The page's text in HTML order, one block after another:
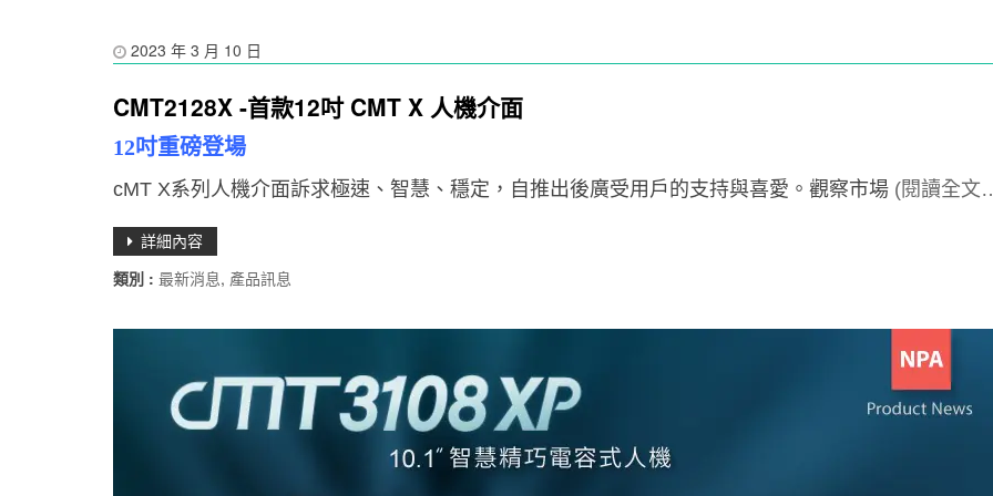
2023 年 3 月 10 日
CMT2128X -首款12吋 CMT X 人機介面
12吋重磅登場
cMT X系列人機介面訴求極速、智慧、穩定，自推出後廣受用戶的支持與喜愛。觀察市場 (閱讀全文
詳細內容
類別 : 最新消息, 產品訊息